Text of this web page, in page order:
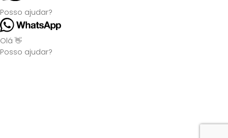
Posso ajudar?
Olá 👋
Posso ajudar?